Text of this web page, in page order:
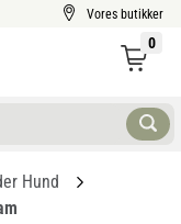
Vores butikker
0
Hund